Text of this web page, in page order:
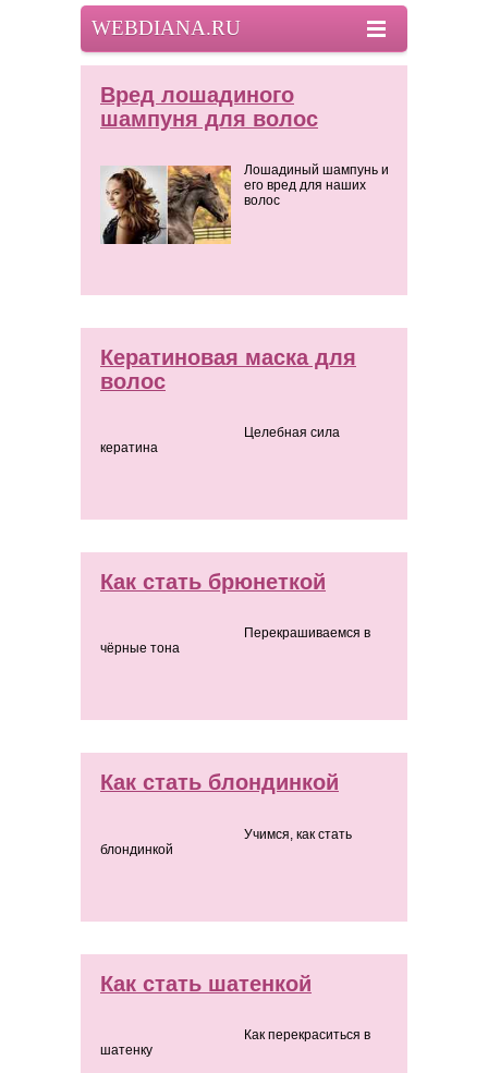
WEBDIANA.RU
Вред лошадиного
шампуня для волос
Лошадиный шампунь и
его вред для наших
волос
Кератиновая маска для
волос
Целебная сила
кератина
Как стать брюнеткой
Перекрашиваемся в
чёрные тона
Как стать блондинкой
Учимся, как стать
блондинкой
Как стать шатенкой
Как перекраситься в
шатенку